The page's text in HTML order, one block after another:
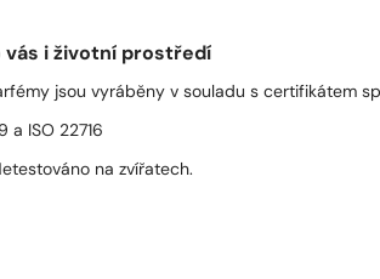
vás i životní prostředí
jsou vyráběny v souladu s certifikátem
a ISO 22716
na zvířatech.